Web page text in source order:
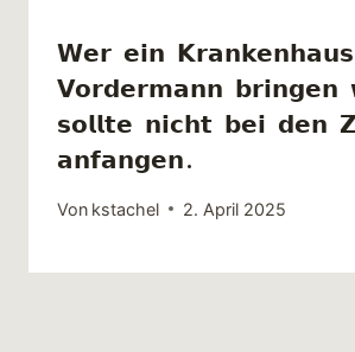
𝗪𝗲𝗿 𝗲𝗶𝗻
𝗩𝗼𝗿𝗱𝗲𝗿𝗺𝗮𝗻𝗻 𝗯𝗿𝗶𝗻𝗴𝗲𝗻
𝘀𝗼𝗹𝗹𝘁𝗲 𝗻𝗶𝗰𝗵𝘁 𝗯𝗲𝗶 𝗱𝗲𝗻
𝗮𝗻𝗳𝗮𝗻𝗴𝗲𝗻.
Von kstachel 2. April 2025